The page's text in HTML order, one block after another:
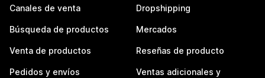
Canales de venta
Búsqueda de productos
Venta de productos
Pedidos y envíos
Dropshipping
Mercados
Reseñas de producto
Ventas adicionales y